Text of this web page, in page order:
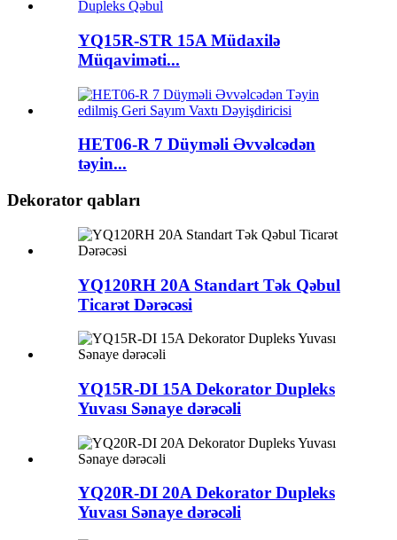
YQ15R-STR 15A Müdaxilə
Müqaviməti...
HET06-R 7 Düyməli Əvvəlcədən
təyin...
Dekorator qabları
YQ120RH 20A Standart Tək Qəbul
Ticarət Dərəcəsi
YQ15R-DI 15A Dekorator Dupleks
Yuvası Sənaye dərəcəli
YQ20R-DI 20A Dekorator Dupleks
Yuvası Sənaye dərəcəli